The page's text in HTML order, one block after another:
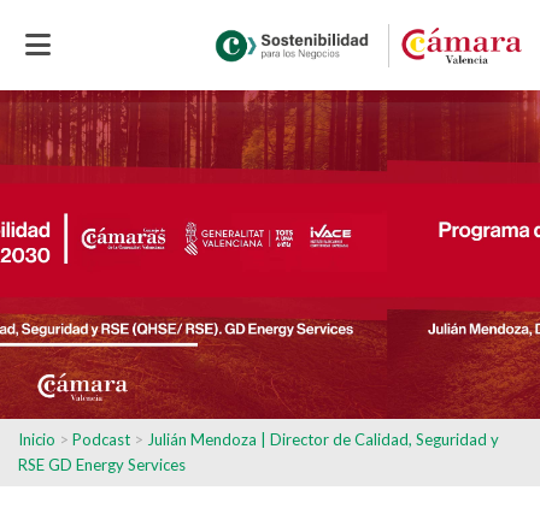
Inicio > Podcast > Julián Mendoza | Director de Calidad, Seguridad y
RSE GD Energy Services